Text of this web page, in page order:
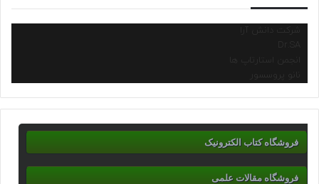
شرکت دانش آرا
انجمن استارتاپ ها
نانو پروسسور
فروشگاه کتاب الکترونیک
فروشگاه مقالات علمی